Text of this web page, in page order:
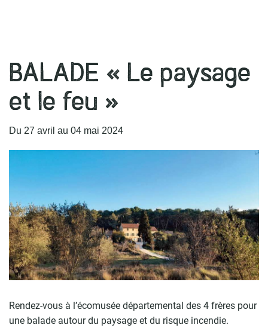
BALADE « Le paysage
et le feu »
Du 27 avril au 04 mai 2024
Rendez-vous à l’écomusée départemental des 4 frères pour
une balade autour du paysage et du risque incendie.